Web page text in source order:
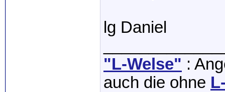
lg Daniel
"L-Welse" :
auch die ohne